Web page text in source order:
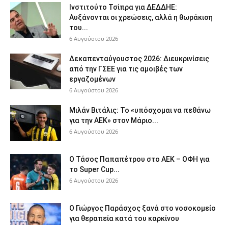
Ινστιτούτο Τσίπρα για ΔΕΔΔΗΕ:
Αυξάνονται οι χρεώσεις, αλλά η θωράκιση
του...
6 Αυγούστου 2026
Δεκαπενταύγουστος 2026: Διευκρινίσεις
από την ΓΣΕΕ για τις αμοιβές των
εργαζομένων
6 Αυγούστου 2026
Μιλάν Βιτάλις: Το «υπόσχομαι να πεθάνω
για την ΑΕΚ» στον Μάριο...
6 Αυγούστου 2026
Ο Τάσος Παπαπέτρου στο ΑΕΚ – ΟΦΗ για
το Super Cup...
6 Αυγούστου 2026
O Γιώργος Παράσχος ξανά στο νοσοκομείο
για θεραπεία κατά του καρκίνου